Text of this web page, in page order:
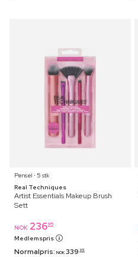
Pensel ⋅ 5 stk
Real Techniques
Artist Essentials Makeup Brush
Sett
NOK 23695
Medlemspris
Normalpris: NOK 339 95